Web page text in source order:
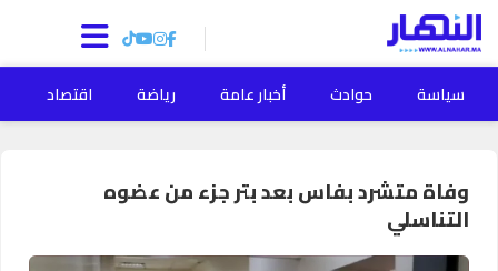
سياسة حوادث أخبار عامة رياضة اقتصاد
وفاة متشرد بفاس بعد بتر جزء من عضوه
التناسلي